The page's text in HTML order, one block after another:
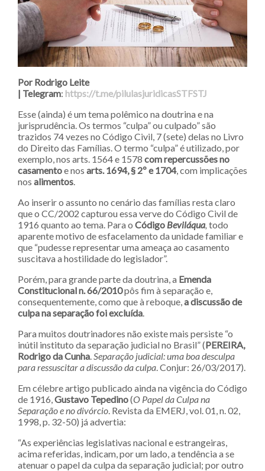
Por Rodrigo Leite
| Telegram: https://t.me/pilulasjuridicasSTFSTJ
Esse (ainda) é um tema polêmico na doutrina e na
jurisprudência. Os termos “culpa” ou culpado” são
trazidos 74 vezes no Código Civil, 7 (sete) delas no Livro
do Direito das Famílias. O termo “culpa” é utilizado, por
exemplo, nos arts. 1564 e 1578 com repercussões no
casamentoe nos arts. 1694, § 2º e 1704, com implicações
nos alimentos.
Ao inserir o assunto no cenário das famílias resta claro
que o CC/2002 capturou essa verve do Código Civil de
1916 quanto ao tema. Para o Código Beviláqua, todo
aparente motivo de esfacelamento da unidade familiar e
que “pudesse representar uma ameaça ao casamento
suscitava a hostilidade do legislador”.
Porém, para grande parte da doutrina, a Emenda
Constitucional n. 66/2010pôs fim à separação e,
consequentemente, como que à reboque,a discussão de
culpa na separação foi excluída.
Para muitos doutrinadores não existe mais persiste “o
inútil instituto da separação judicial no Brasil” (PEREIRA,
Rodrigo da Cunha.Separação judicial: uma boa desculpa
para ressuscitar a discussão da culpa. Conjur: 26/03/2017).
Em célebre artigo publicado ainda na vigência do Código
de 1916,Gustavo Tepedino(O Papel da Culpa na
Separação e no divórcio. Revista da EMERJ, vol. 01, n. 02,
1998, p. 32-50) já advertia:
“As experiências legislativas nacional e estrangeiras,
acima referidas, indicam, por um lado, a tendência a se
atenuar o papel da culpa da separação judicial; por outro